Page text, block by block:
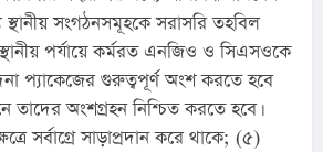
স্থানীয় সংগঠনসমূহকে সরাসরি তহবিল
পর্যায়ে কর্মরত এনজিও ও সিএসওকে
প্যাকেজের গুরুত্বপূর্ণ অংশ করতে হবে
তাদের অংশগ্রহন নিশ্চিত করতে হবে।
সর্বাগ্রে সাড়াপ্রদান করে থাকে; (৫)